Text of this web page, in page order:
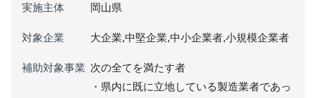
実施主体 岡山県
対象企業 大企業,中堅企業,中小企業者,小規模企業者
補助対象事業 次の全てを満たす者
・県内に既に立地している製造業者であっ